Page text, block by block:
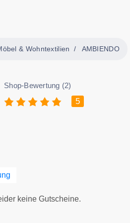
& Wohntextilien AMBIENDO
Shop-Bewertung (2)
5
keine Gutscheine.